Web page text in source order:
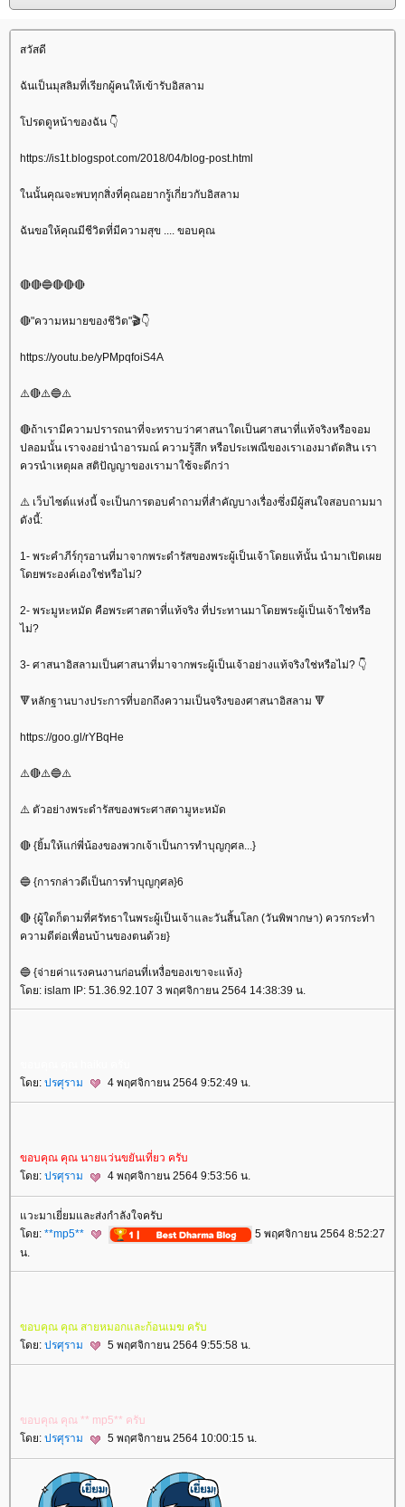
สวัสดี
ฉันเป็นมุสลิมที่เรียกผู้คนให้เข้ารับอิสลาม
ปรดดูหน้าของฉัน 👇
https://is1t.blogspot.com/2018/04/blog-post.html
นนั้นคุณจะพบทุกสิ่งที่คุณอยากรู้เกี่ยวกับอิสลาม
ฉันขอให้คุณมีชีวิตที่มีความสุข .... ขอบคุณ
🔴🔴🔵🔴🔴🔴
🔴"ความหมายของชีวิต"🎬👇
https://youtu.be/yPMpqfoiS4A
⚠️🔴⚠️🔵⚠️
🔴ถ้าเรามีความปรารถนาที่จะทราบว่าศาสนาใดเป็นศาสนาที่แท้จริงหรือจอม
ปลอมนั้น เราจงอย่านำอารมณ์ ความรู้สึก หรือประเพณีของเราเองมาตัดสิน เรา
ควรนำเหตุผล สติปัญญาของเรามาใช้จะดีกว่า
⚠️ เว็บไซต์แห่งนี้ จะเป็นการตอบคำถามที่สำคัญบางเรื่องซึ่งมีผู้สนใจสอบถามมา
ดังนี้:
1- พระคำภีร์กุรอานที่มาจากพระดำรัสของพระผู้เป็นเจ้าโดยแท้นั้น นำมาเปิดเผ
ดยพระองค์เองใช่หรือไม่?
2- พระมูหะหมัด คือพระศาสดาที่แท้จริง ที่ประทานมาโดยพระผู้เป็นเจ้าใช่หรือ
ไม่?
3- ศาสนาอิสลามเป็นศาสนาที่มาจากพระผู้เป็นเจ้าอย่างแท้จริงใช่หรือไม่? 👇
🔻หลักฐานบางประการที่บอกถึงความเป็นจริงของศาสนาอิสลาม 🔻
https://goo.gl/rYBqHe
⚠️🔴⚠️🔵⚠️
⚠️ ตัวอย่างพระดำรัสของพระศาสดามูหะหมัด
🔴 {ยิ้มให้แก่พี่น้องของพวกเจ้าเป็นการทำบุญกุศล...}
🔵 {การกล่าวดีเป็นการทำบุญกุศล}6
🔴 {ผู้ใดก็ตามที่ศรัทธาในพระผู้เป็นเจ้าและวันสิ้นโลก (วันพิพากษา) ควรกระทำ
ความดีต่อเพื่อนบ้านของตนด้วย}
🔵 {จ่ายค่าแรงคนงานก่อนที่เหงื่อของเขาจะแห้ง}
ดย: islam IP: 51.36.92.107 3 พฤศจิกายน 2564 14:38:39 น.
ดย: ปรศุราม 4 พฤศจิกายน 2564 9:52:49 น.
ขอบคุณ​ คุณ​ นาย​แว่น​ขยัน​เที่ยว​ ครับ​
ดย: ปรศุราม 4 พฤศจิกายน 2564 9:53:56 น.
วะมาเยี่ยมและส่งกำลังใจครับ
ดย: **mp5**
5 พฤศจิกายน 2564 8:52:27
น.
ขอบคุณ​ คุณ​ สาย​หมอก​และ​ก้อน​เมฆ​ ครับ​
ดย: ปรศุราม 5 พฤศจิกายน 2564 9:55:58 น.
ขอบคุณ​ คุณ​ ** mp5** ครับ​
ดย: ปรศุราม 5 พฤศจิกายน 2564 10:00:15 น.